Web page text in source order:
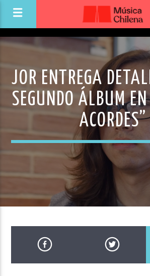
JOR ENTREGA
SEGUNDO ÁLBUM
ACORDES”